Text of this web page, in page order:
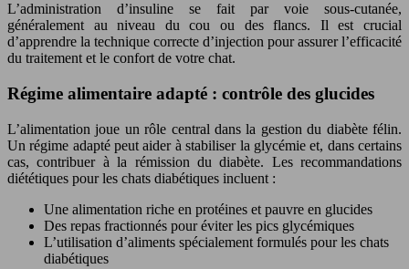
L’administration d’insuline se fait par voie sous-cutanée,
généralement au niveau du cou ou des flancs. Il est crucial
d’apprendre la technique correcte d’injection pour assurer l’efficacité
du traitement et le confort de votre chat.
Régime alimentaire adapté : contrôle des glucides
L’alimentation joue un rôle central dans la gestion du diabète félin.
Un régime adapté peut aider à stabiliser la glycémie et, dans certains
cas, contribuer à la rémission du diabète. Les recommandations
diététiques pour les chats diabétiques incluent :
Une alimentation riche en protéines et pauvre en glucides
Des repas fractionnés pour éviter les pics glycémiques
L’utilisation d’aliments spécialement formulés pour les chats
diabétiques